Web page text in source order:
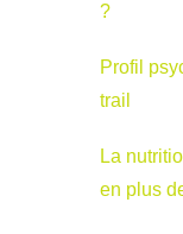
?
Profil
trail
La
en plus